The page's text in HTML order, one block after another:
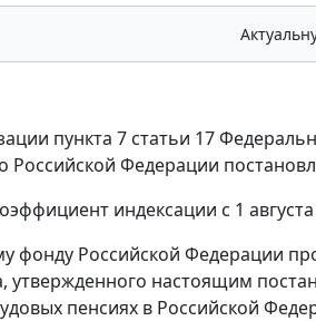
пункта 7 статьи 17
Российской Федерации
индексации с 1
фонду Российской Федерации
утвержденного настоящим
пенсиях в Российской